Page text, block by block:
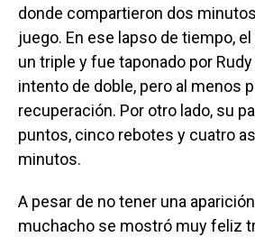
donde compartieron dos
juego. En ese lapso de tiempo,
un triple y fue taponado por
intento de doble, pero al menos
recuperación. Por otro lado, su
puntos, cinco rebotes y cuatro
minutos.
A pesar de no tener una
muchacho se mostró muy feliz